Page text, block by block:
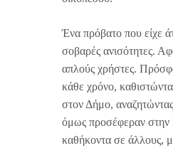
Ένα πρόβατο που είχε
σοβαρές ανισότητες.
απλούς χρήστες.
κάθε χρόνο,
στον Δήμο,
όμως προσέφεραν στην
καθήκοντα σε άλλους,